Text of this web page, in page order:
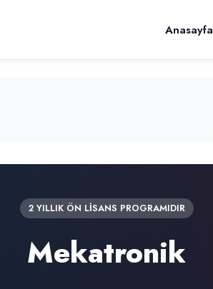
Anasayfa
2 YILLIK ÖN LİSANS PROGRAMIDIR
Mekatronik